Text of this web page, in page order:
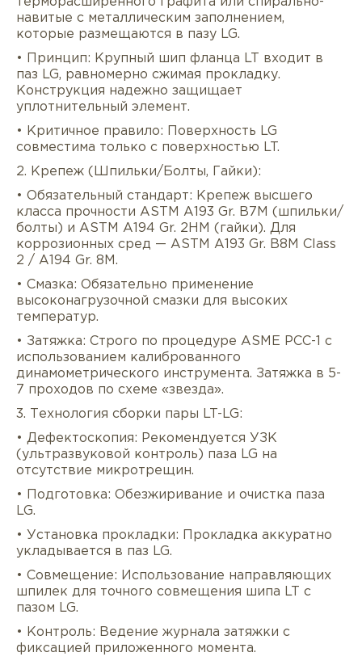
навитые с металлическим заполнением,
которые размещаются в пазу LG.
• Принцип: Крупный шип фланца LT входит в
паз LG, равномерно сжимая прокладку.
Конструкция надежно защищает
уплотнительный элемент.
• Критичное правило: Поверхность LG
совместима только с поверхностью LT.
2. Крепеж (Шпильки/Болты, Гайки):
• Обязательный стандарт: Крепеж высшего
класса прочности ASTM A193 Gr. B7M (шпильки/
болты) и ASTM A194 Gr. 2HM (гайки). Для
коррозионных сред — ASTM A193 Gr. B8M Class
2 / A194 Gr. 8M.
• Смазка: Обязательно применение
высоконагрузочной смазки для высоких
температур.
• Затяжка: Строго по процедуре ASME PCC-1 с
использованием калиброванного
динамометрического инструмента. Затяжка в 5-
7 проходов по схеме «звезда».
3. Технология сборки пары LT-LG:
• Дефектоскопия: Рекомендуется УЗК
(ультразвуковой контроль) паза LG на
отсутствие микротрещин.
• Подготовка: Обезжиривание и очистка паза
LG.
• Установка прокладки: Прокладка аккуратно
укладывается в паз LG.
• Совмещение: Использование направляющих
шпилек для точного совмещения шипа LT с
пазом LG.
• Контроль: Ведение журнала затяжки с
фиксацией приложенного момента.